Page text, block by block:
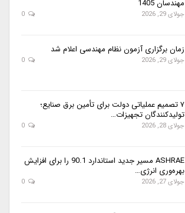
مهندسان 1405
جولای 29, 2026
زمان برگزاری آزمون نظام مهندسی اعلام شد
جولای 29, 2026
۷ تصمیم عملیاتی دولت برای تأمین برق صنایع؛
تولیدکنندگان تجهیزات…
جولای 28, 2026
ASHRAE مسیر جدید استاندارد 90.1 را برای افزایش
بهره‌وری انرژی…
جولای 27, 2026